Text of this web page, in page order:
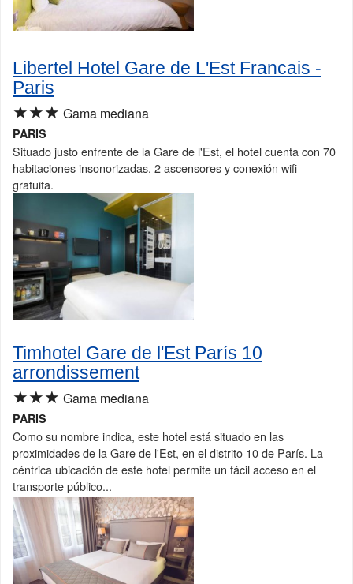
Libertel Hotel Gare de L'Est Francais -
Paris
★★★ Gama mediana
PARIS
Situado justo enfrente de la Gare de l'Est, el hotel cuenta con 70
habitaciones insonorizadas, 2 ascensores y conexión wifi
gratuita.
Timhotel Gare de l'Est París 10
arrondissement
★★★ Gama mediana
PARIS
Como su nombre indica, este hotel está situado en las
proximidades de la Gare de l'Est, en el distrito 10 de París. La
céntrica ubicación de este hotel permite un fácil acceso en el
transporte público...